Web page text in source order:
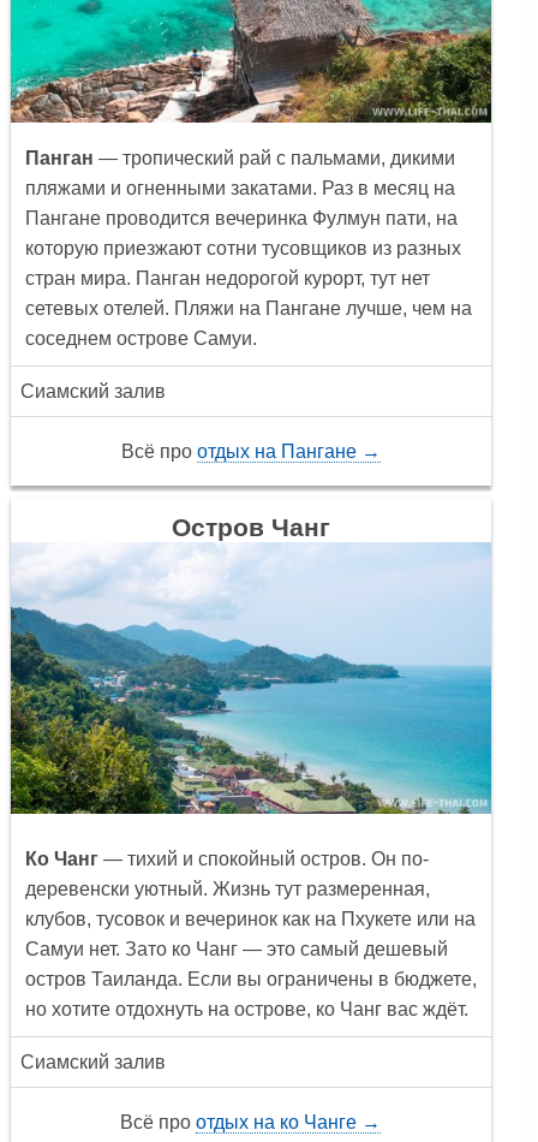
Панган — тропический рай с пальмами, дикими
пляжами и огненными закатами. Раз в месяц на
Пангане проводится вечеринка Фулмун пати, на
которую приезжают сотни тусовщиков из разных
стран мира. Панган недорогой курорт, тут нет
сетевых отелей. Пляжи на Пангане лучше, чем на
соседнем острове Самуи.
Сиамский залив
Всё про отдых на Пангане →
Остров Чанг
Ко Чанг— тихий и спокойный остров. Он по-
деревенски уютный. Жизнь тут размеренная,
клубов, тусовок и вечеринок как на Пхукете или на
Самуи нет. Зато ко Чанг — это самый дешевый
остров Таиланда. Если вы ограничены в бюджете,
но хотите отдохнуть на острове, ко Чанг вас ждёт.
Сиамский залив
Всё проотдых на ко Чанге →